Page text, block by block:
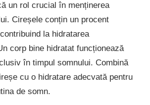
un rol crucial în menținerea
Cireșele conțin un procent
la hidratarea
corp bine hidratat funcționează
în timpul somnului. Combină
cu o hidratare adecvată pentru
de somn.